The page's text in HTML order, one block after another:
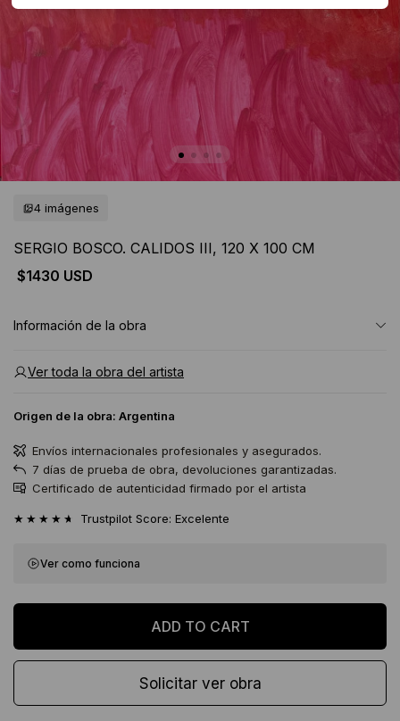
4 imágenes
SERGIO BOSCO. CALIDOS III, 120 X 100 CM
$1430 USD
Información de la obra
Ver toda la obra del artista
Origen de la obra: Argentina
Envíos internacionales profesionales y asegurados.
7 días de prueba de obra, devoluciones garantizadas.
Certificado de autenticidad firmado por el artista
★★★★★ Trustpilot Score: Excelente
Ver como funciona
Solicitar ver obra